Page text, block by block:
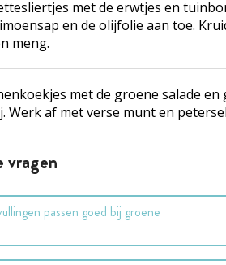
met de erwtjes en
en de olijfolie aan toe.
meng.
met de groene salade en
Werk af met verse munt en
vragen
passen goed bij groene